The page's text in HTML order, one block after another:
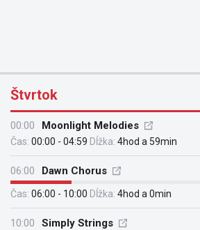
Štvrtok
00:00 Moonlight Melodies
Čas: 00:00 - 04:59 Dĺžka: 4hod a 59min
06:00 Dawn Chorus
Čas: 06:00 - 10:00 Dĺžka: 4hod a 0min
10:00 Simply Strings